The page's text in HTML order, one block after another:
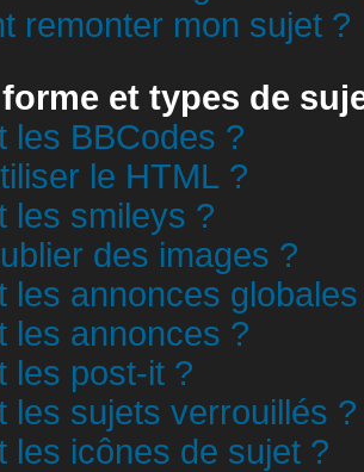
remonter mon sujet ?
et types de
les BBCodes ?
le HTML ?
les smileys ?
des images ?
les annonces
les annonces ?
les post-it ?
les sujets verrouillés ?
les icônes de sujet ?